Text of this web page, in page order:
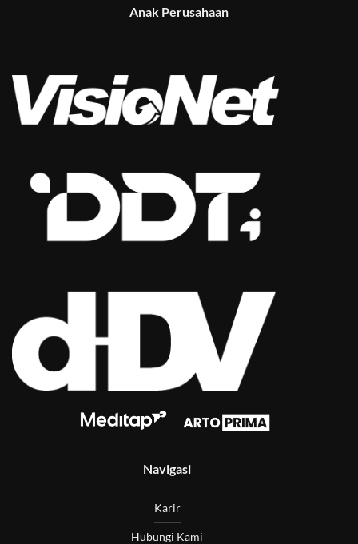
Anak Perusahaan
Navigasi
Karir
Hubungi Kami